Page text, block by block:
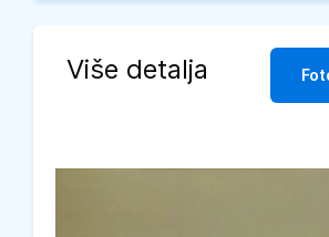
Više detalja